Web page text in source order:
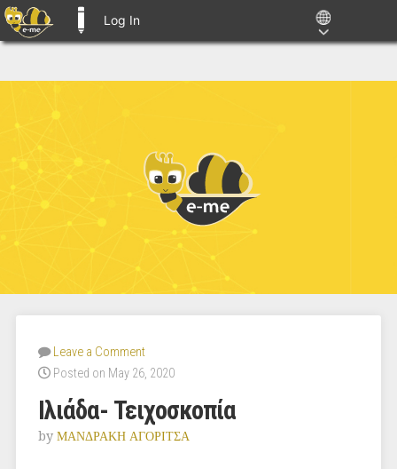
Log In
Leave a Comment
Posted on May 26, 2020
Ιλιάδα- Τειχοσκοπία
by ΜΑΝΔΡΑΚΗ ΑΓΟΡΙΤΣΑ